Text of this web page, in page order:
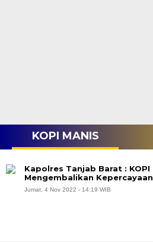
KOPI MANIS
Kapolres Tanjab Barat : KOPI
Mengembalikan
Jumat, 4 Nov 2022 - 14:19 WIB